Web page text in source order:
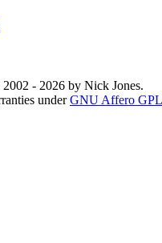
- 2026 by Nick Jones.
underGNU Affero GPL